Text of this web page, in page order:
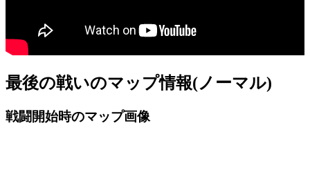
最後の戦いのマップ情報(ノーマル)
戦闘開始時のマップ画像